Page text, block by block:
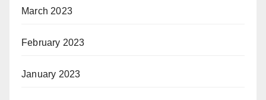
March 2023
February 2023
January 2023